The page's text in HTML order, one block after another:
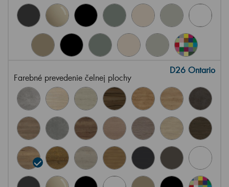
Farebné prevedenie čelnej plochy
D26 Ontario